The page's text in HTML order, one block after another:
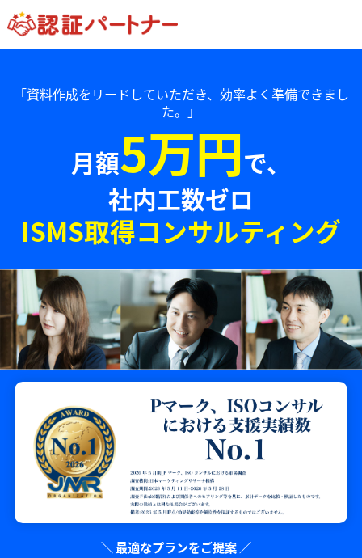
「資料作成をリードしていただき、効率よく準備できまし
た。」
月額5万円で、
社内工数ゼロ
ISMS取得コンサルティング